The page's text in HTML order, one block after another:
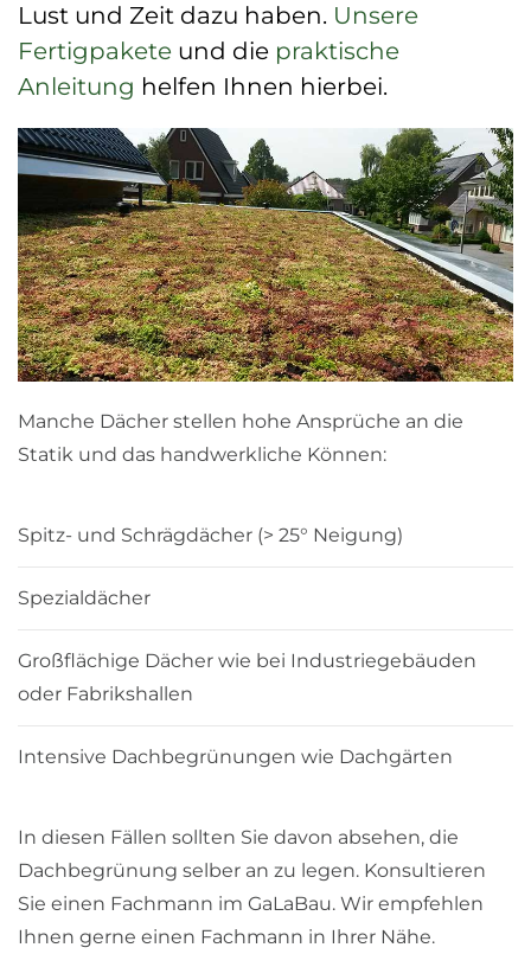
Lust und Zeit dazu haben. Unsere
Fertigpakete und die praktische
Anleitung helfen Ihnen hierbei.
Manche Dächer stellen hohe Ansprüche an die
Statik und das handwerkliche Können:
Spitz- und Schrägdächer (> 25° Neigung)
Spezialdächer
Großflächige Dächer wie bei Industriegebäuden
oder Fabrikshallen
Intensive Dachbegrünungen wie Dachgärten
In diesen Fällen sollten Sie davon absehen, die
Dachbegrünung selber an zu legen. Konsultieren
Sie einen Fachmann im GaLaBau. Wir empfehlen
Ihnen gerne einen Fachmann in Ihrer Nähe.